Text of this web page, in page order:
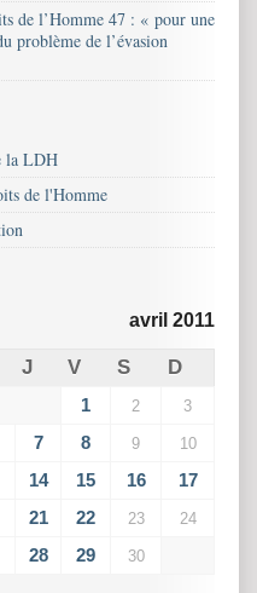
de l’Homme 47 : « pour une
problème de l’évasion
la LDH
de l'Homme
avril 2011
J V S D
1 2 3
7 8 9 10
14 15 16
17
21 22 23 24
28 29 30